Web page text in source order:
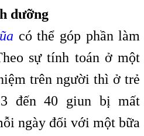
dưỡng
có thể góp phần làm
sự tính toán ở một
trên người thì ở trẻ
đến 40 giun bị mất
ngày đối với một bữa